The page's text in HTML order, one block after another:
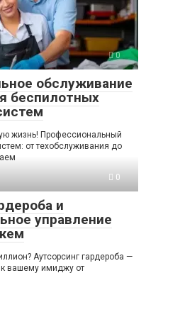
0
обслуживание
беспилотных
жизнь! Профессиональный
от техобслуживания до
0
и
управление
Аутсорсинг гардероба —
вашему имиджу от